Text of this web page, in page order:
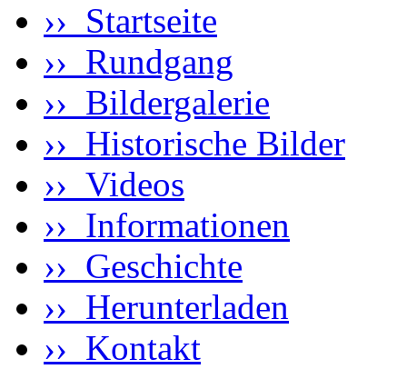
›› Startseite
›› Rundgang
›› Bildergalerie
›› Historische Bilder
›› Videos
›› Informationen
›› Geschichte
›› Herunterladen
›› Kontakt